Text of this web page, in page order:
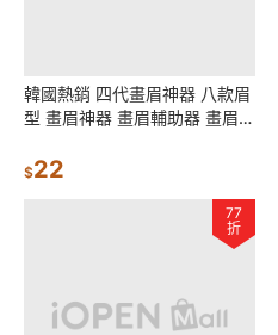
韓國熱銷 四代畫眉神器 八款眉
型 畫眉神器 畫眉輔助器 畫眉卡
助器
$22
77
折